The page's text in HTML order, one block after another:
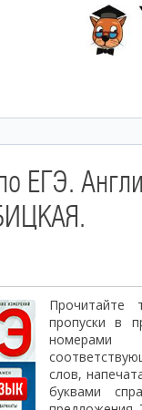
ЕГЭ.
Прочитайте
пропуски в
слов,
буквами